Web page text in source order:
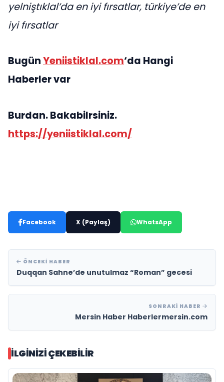
yelniştıklal’da en iyi fırsatlar, türkiye’de en
iyi fırsatlar
BugünYeniistiklal.com‘da Hangi
Haberler var
Burdan. Bakabilrsiniz.
https://yeniistiklal.com/
Facebook X (Paylaş) WhatsApp
ÖNCEKI HABER
Duqqan Sahne’de unutulmaz “Roman” gecesi
SONRAKI HABER
Mersin Haber Haberlermersin.com
İLGINIZI ÇEKEBILIR